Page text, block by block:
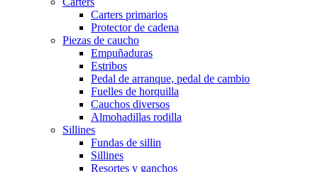
Carters primarios
Protector de cadena
Piezas de caucho
Empuñaduras
Estribos
Pedal de arranque, pedal de cambio
Fuelles de horquilla
Cauchos diversos
Almohadillas rodilla
Sillines
Fundas de sillin
Sillines
Resortes y ganchos